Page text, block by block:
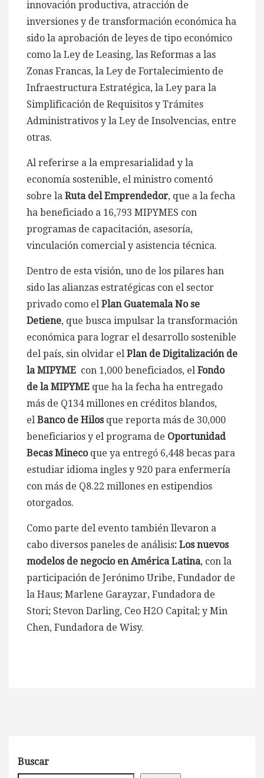
innovación productiva, atracción de
inversiones y de transformación económica ha
sido la aprobación de leyes de tipo económico
como la Ley de Leasing, las Reformas a las
Zonas Francas, la Ley de Fortalecimiento de
Infraestructura Estratégica, la Ley para la
Simplificación de Requisitos y Trámites
Administrativos y la Ley de Insolvencias, entre
otras.
Al referirse a la empresarialidad y la
economía sostenible, el ministro comentó
sobre la Ruta del Emprendedor, que a la fecha
ha beneficiado a 16,793 MIPYMES con
programas de capacitación, asesoría,
vinculación comercial y asistencia técnica.
Dentro de esta visión, uno de los pilares han
sido las alianzas estratégicas con el sector
privado como el Plan Guatemala No se
Detiene, que busca impulsar la transformación
económica para lograr el desarrollo sostenible
del país, sin olvidar el Plan de Digitalización de
la MIPYME con 1,000 beneficiados, el Fondo
de la MIPYME que ha la fecha ha entregado
más de Q134 millones en créditos blandos,
el Banco de Hilosque reporta más de 30,000
beneficiarios y el programa de Oportunidad
Becas Minecoque ya entregó 6,448 becas para
estudiar idioma ingles y 920 para enfermería
con más de Q8.22 millones en estipendios
otorgados.
Como parte del evento también llevaron a
cabo diversos paneles de análisis: Los nuevos
modelos de negocio en América Latina, con la
participación de Jerónimo Uribe, Fundador de
la Haus; Marlene Garayzar, Fundadora de
Stori; Stevon Darling, Ceo H2O Capital; y Min
Chen, Fundadora de Wisy.
Buscar